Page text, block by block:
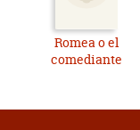
Romea o el
comediante